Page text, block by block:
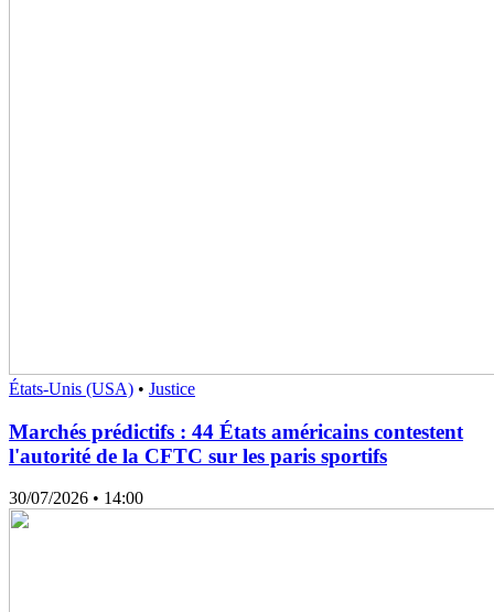
États-Unis (USA) • Justice
Marchés prédictifs : 44 États américains contestent
l'autorité de la CFTC sur les paris sportifs
30/07/2026 • 14:00